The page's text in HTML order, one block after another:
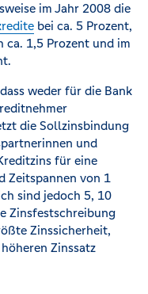
im Jahr 2008 die
bei ca. 5 Prozent,
ca. 1,5 Prozent und im
weder für die Bank
die Sollzinsbindung
und
für eine
Zeitspannen von 1
sind jedoch 5, 10
Zinsfestschreibung
Zinssicherheit,
Zinssatz